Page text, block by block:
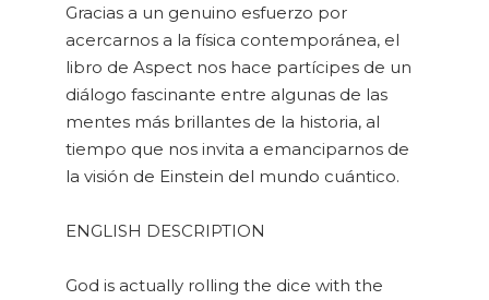
Gracias a un genuino esfuerzo por
acercarnos a la física contemporánea, el
libro de Aspect nos hace partícipes de un
diálogo fascinante entre algunas de las
mentes más brillantes de la historia, al
tiempo que nos invita a emanciparnos de
la visión de Einstein del mundo cuántico.
ENGLISH DESCRIPTION
God is actually rolling the dice with the